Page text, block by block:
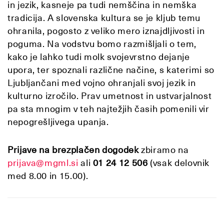
in jezik, kasneje pa tudi nemščina in nemška
tradicija. A slovenska kultura se je kljub temu
ohranila, pogosto z veliko mero iznajdljivosti in
poguma. Na vodstvu bomo razmišljali o tem,
kako je lahko tudi molk svojevrstno dejanje
upora, ter spoznali različne načine, s katerimi so
Ljubljančani med vojno ohranjali svoj jezik in
kulturno izročilo. Prav umetnost in ustvarjalnost
pa sta mnogim v teh najtežjih časih pomenili vir
nepogrešljivega upanja.
Prijave na brezplačen dogodekzbiramo na
prijava@mgml.si ali 01 24 12 506 (vsak delovnik
med 8.00 in 15.00).